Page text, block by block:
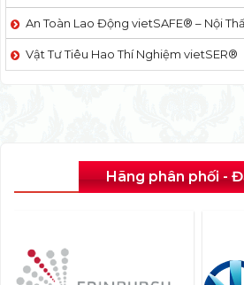
An Toàn Lao Động vietSAFE® – Nội
Vật Tư Tiêu Hao Thí Nghiệm vietSER®
Hãng phân phối -